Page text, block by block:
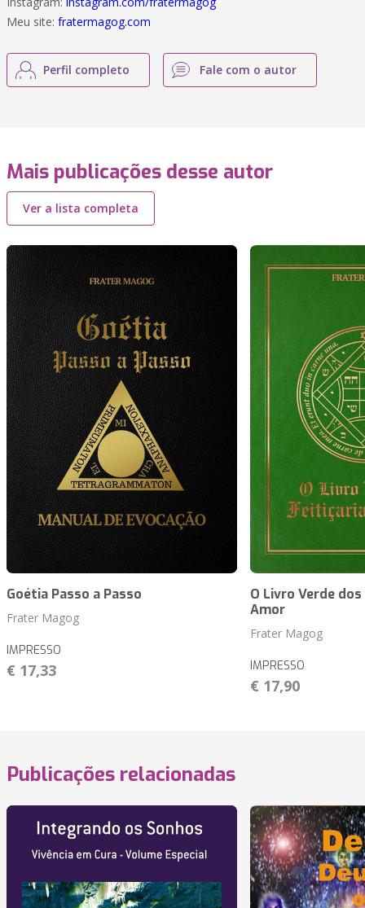
Meu site: fratermagog.com
Perfil completo Fale com o autor
Mais publicações desse autor
Ver a lista completa
Goétia Passo a Passo
Frater Magog
IMPRESSO
€ 17,33
O Livro Verde
Amor
Frater Magog
IMPRESSO
€ 17,90
Publicações relacionadas